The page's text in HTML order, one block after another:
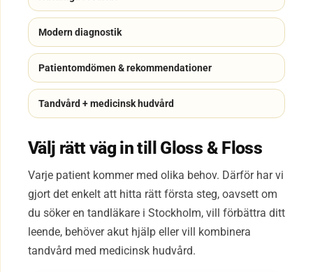
Modern diagnostik
Patientomdömen & rekommendationer
Tandvård + medicinsk hudvård
Välj rätt väg in till Gloss & Floss
Varje patient kommer med olika behov. Därför har vi
gjort det enkelt att hitta rätt första steg, oavsett om
du söker en tandläkare i Stockholm, vill förbättra ditt
leende, behöver akut hjälp eller vill kombinera
tandvård med medicinsk hudvård.